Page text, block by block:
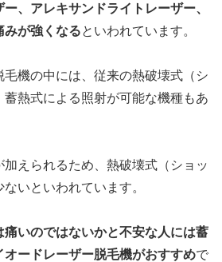
、アレキサンドライトレーザー、
みが強くなるといわれています。
毛機の中には、従来の熱破壊式（シ
蓄熱式による照射が可能な機種もあ
えられるため、熱破壊式（ショッ
いといわれています。
痛いのではないかと不安な人には蓄
ードレーザー脱毛機がおすすめで